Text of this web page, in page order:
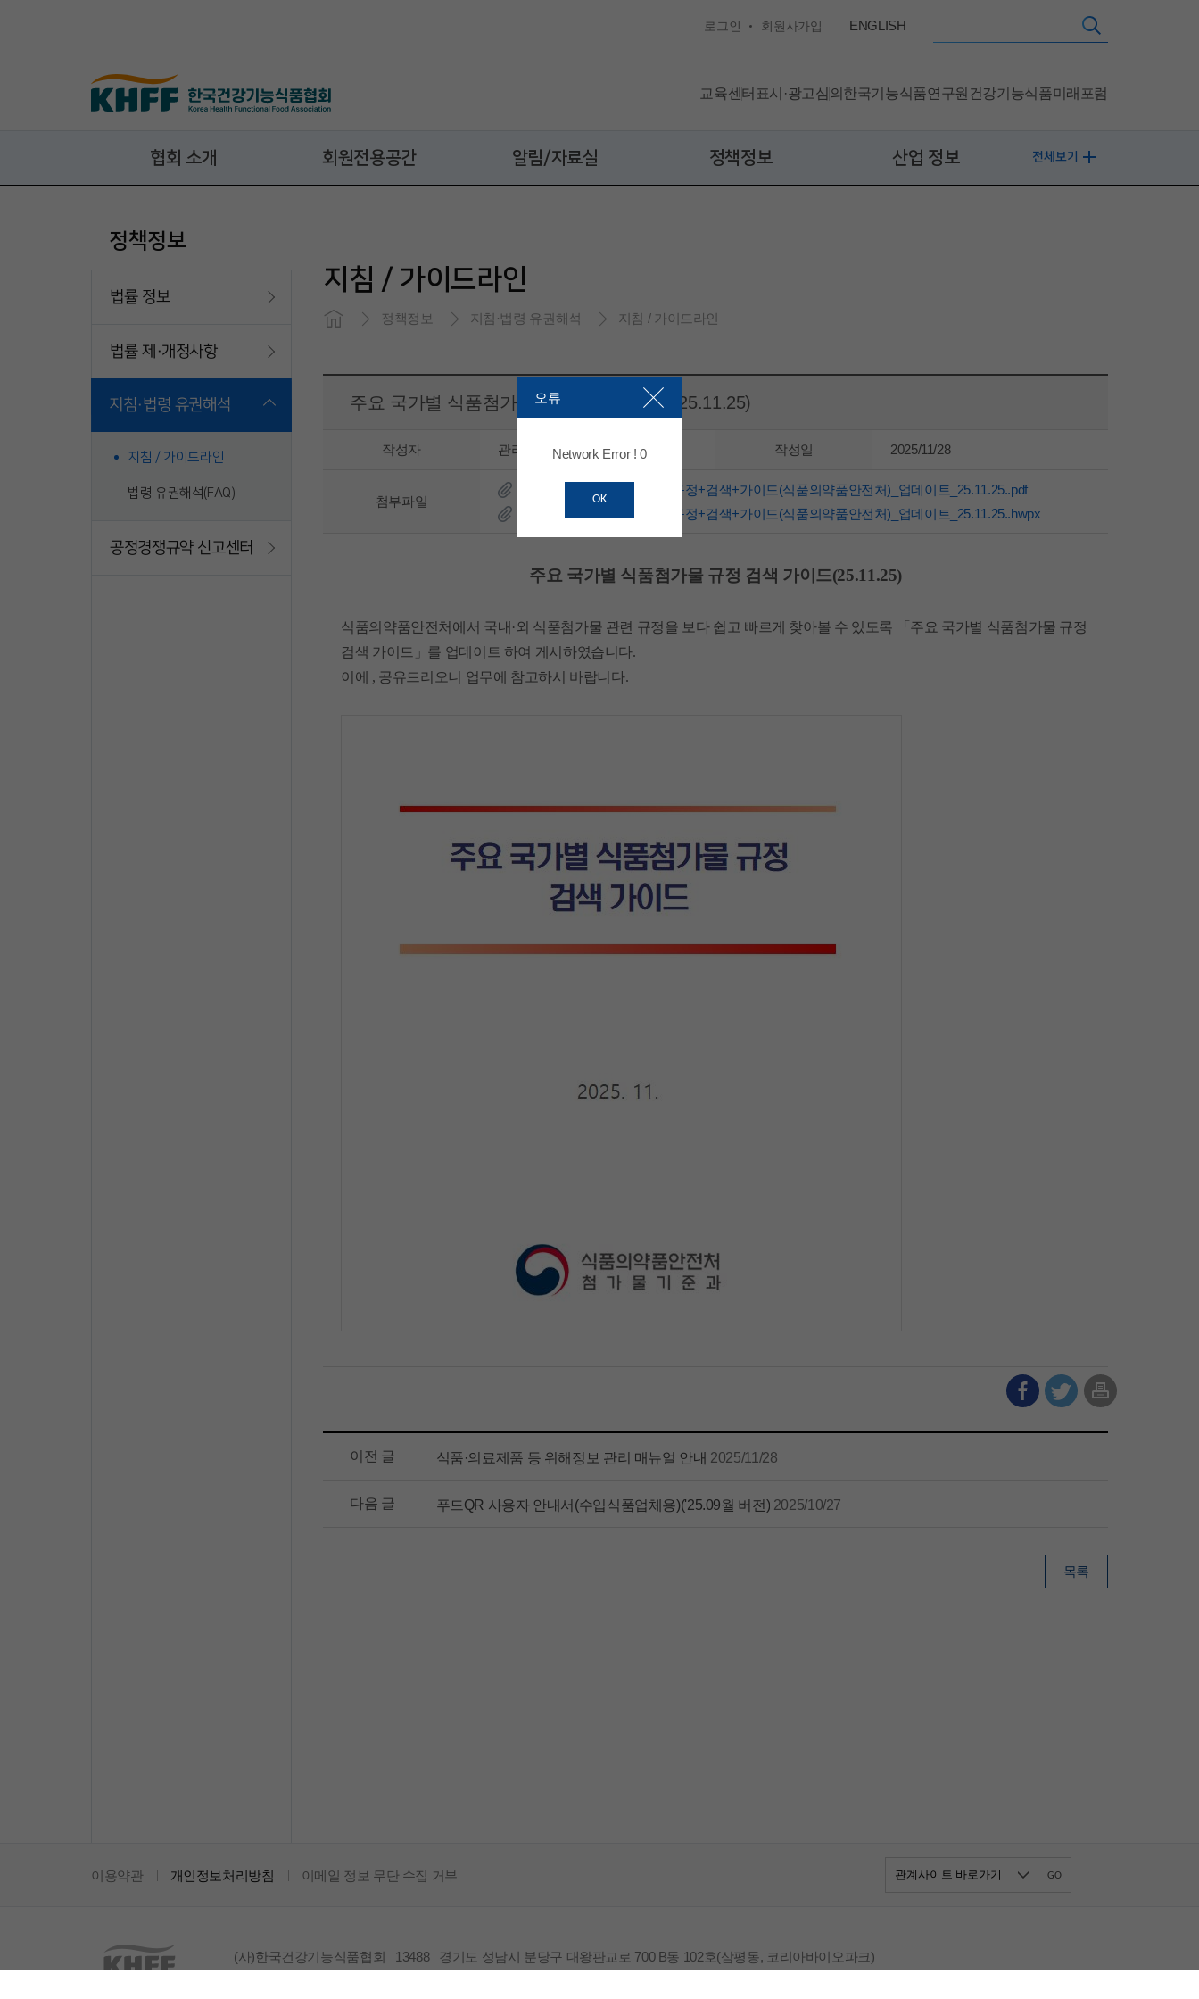
로그인 회원사가입 ENGLISH
교육센터 표시·광고심의 한국기능식품연구원 건강기능식품미래포럼
협회 소개 회원전용공간 알림/자료실 정책정보 산업 정보 전체보기
정책정보
법률 정보
법률 제·개정사항
지침·법령 유권해석
지침 / 가이드라인
법령 유권해석(FAQ)
공정경쟁규약 신고센터
지침 / 가이드라인
정책정보 지침·법령 유권해석 지침 / 가이드라인
주요 국가별 식품첨가물 규정 검색 가이드(25.11.25)
작성자 관리자 작성일 2025/11/28
첨부파일
주요+국가별+식품첨가물+규정+검색+가이드(식품의약품안전처)_업데이트_25.11.25..pdf
주요+국가별+식품첨가물+규정+검색+가이드(식품의약품안전처)_업데이트_25.11.25..hwpx
이전 글 식품·의료제품 등 위해정보 관리 매뉴얼 안내 2025/11/28
다음 글 푸드QR 사용자 안내서(수입식품업체용)('25.09월 버전) 2025/10/27
주요 국가별 식품첨가물 규정 검색 가이드(25.11.25)
식품의약품안전처에서 국내·외 식품첨가물 관련 규정을 보다 쉽고 빠르게 찾아볼 수 있도록 「주요 국가별 식품첨가물 규정
검색 가이드」를 업데이트 하여 게시하였습니다.
이에 , 공유드리오니 업무에 참고하시 바랍니다.
목록
이용약관 개인정보처리방침 이메일 정보 무단 수집 거부 GO
(사)한국건강기능식품협회 13488 경기도 성남시 분당구 대왕판교로 700 B동 102호(삼평동, 코리아바이오파크)
오류
Close
Network Error ! 0
OK